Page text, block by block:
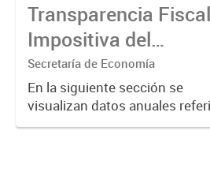
Transparencia
Impositiva del
Municipio. Año 2023
Secretaría de Economía
En la siguiente sección se
visualizan datos anuales
la transparencia fiscal e